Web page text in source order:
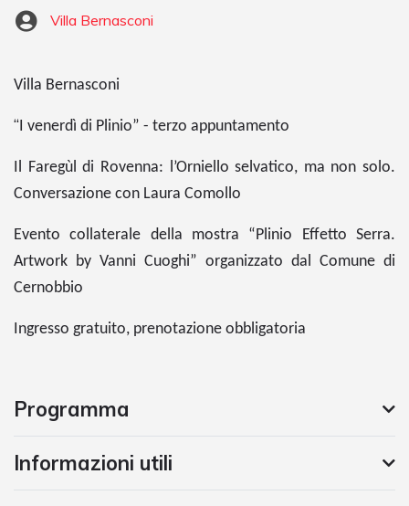
Villa Bernasconi
Villa Bernasconi
“ I venerdì di Plinio” - terzo appuntamento
Il Faregùl di Rovenna: l’Orniello selvatico, ma non solo.
Conversazione con Laura Comollo
Evento collaterale della mostra “Plinio Effetto Serra.
Artwork by Vanni Cuoghi” organizzato dal Comune di
Cernobbio
Ingresso gratuito, prenotazione obbligatoria
Programma
Informazioni utili